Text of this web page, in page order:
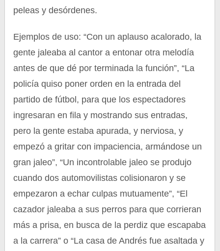
peleas y desórdenes.
Ejemplos de uso: “Con un aplauso acalorado, la
gente jaleaba al cantor a entonar otra melodía
antes de que dé por terminada la función”, “La
policía quiso poner orden en la entrada del
partido de fútbol, para que los espectadores
ingresaran en fila y mostrando sus entradas,
pero la gente estaba apurada, y nerviosa, y
empezó a gritar con impaciencia, armándose un
gran jaleo”, “Un incontrolable jaleo se produjo
cuando dos automovilistas colisionaron y se
empezaron a echar culpas mutuamente”, “El
cazador jaleaba a sus perros para que corrieran
más a prisa, en busca de la perdiz que escapaba
a la carrera” o “La casa de Andrés fue asaltada y